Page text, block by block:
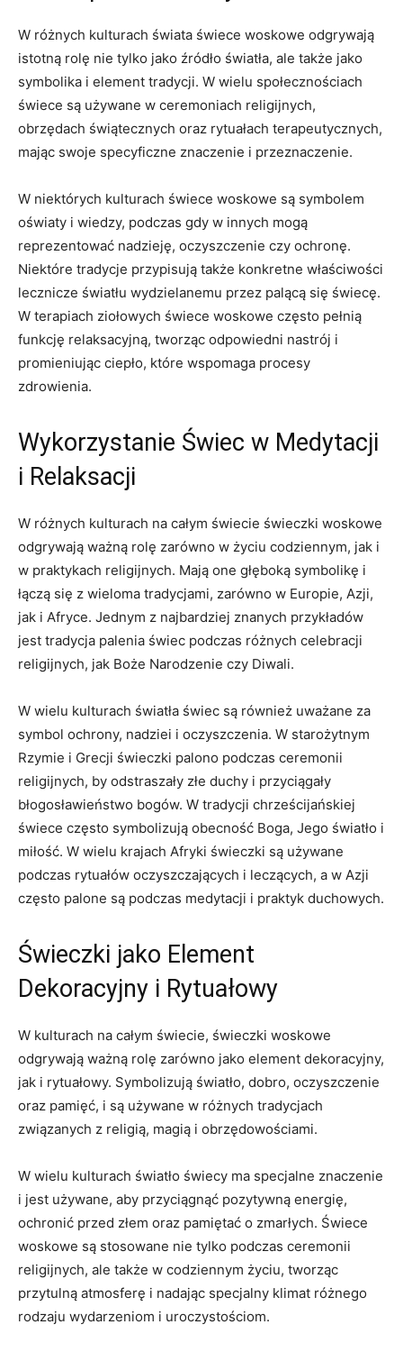
W ⁣różnych kulturach‍ świata świece woskowe odgrywają
istotną rolę nie tylko jako‌ źródło światła, ale ‌także jako
symbolika i element tradycji. W‍ wielu społecznościach
świece są⁣ używane w ceremoniach religijnych,
obrzędach ‍świątecznych oraz rytuałach terapeutycznych,
mając swoje specyficzne znaczenie i przeznaczenie.
W niektórych kulturach ⁢świece woskowe ⁤są symbolem
oświaty i wiedzy, podczas gdy w⁣ innych mogą
reprezentować nadzieję, oczyszczenie czy ‍ochronę.
Niektóre tradycje przypisują także konkretne właściwości
lecznicze⁣ światłu wydzielanemu przez palącą ​się świecę.
W terapiach ‌ziołowych świece ‌woskowe⁣ często pełnią
funkcję relaksacyjną, tworząc odpowiedni ⁣nastrój i
⁤promieniując ciepło,⁢ które wspomaga procesy
zdrowienia.
Wykorzystanie Świec w Medytacji
i Relaksacji
W różnych kulturach​ na całym świecie świeczki woskowe
odgrywają ważną rolę zarówno w życiu codziennym, jak i⁤
w praktykach religijnych.⁤ Mają one głęboką symbolikę i
⁣łączą się z‍ wieloma tradycjami, zarówno w Europie, Azji,
jak ​i Afryce. Jednym z najbardziej‌ znanych przykładów
jest‍ tradycja palenia świec podczas różnych celebracji
religijnych, jak Boże Narodzenie⁤ czy ⁤Diwali.
W wielu kulturach światła świec są również uważane za​
symbol ochrony, nadziei i oczyszczenia. W starożytnym
Rzymie i Grecji świeczki palono podczas ceremonii
religijnych, by odstraszały złe duchy i przyciągały
błogosławieństwo bogów. W ​tradycji chrześcijańskiej⁤
świece⁤ często symbolizują obecność Boga, Jego światło i
miłość. W wielu krajach Afryki ​świeczki ⁤są używane
podczas rytuałów oczyszczających i leczących, a w⁢ Azji
często palone są podczas medytacji i praktyk ⁣duchowych.
Świeczki jako Element
Dekoracyjny i Rytuałowy
W kulturach na całym świecie, świeczki woskowe
odgrywają⁤ ważną ‌rolę zarówno jako element dekoracyjny,
jak i rytuałowy. Symbolizują światło, dobro, oczyszczenie
oraz pamięć, i są używane w różnych tradycjach
związanych⁤ z religią, magią i obrzędowościami.
W wielu kulturach światło świecy ​ma specjalne znaczenie
i jest używane, aby przyciągnąć pozytywną energię,
ochronić⁣ przed złem oraz pamiętać o zmarłych. Świece
woskowe są⁣ stosowane nie tylko‌ podczas ceremonii
religijnych, ale także ​w codziennym‌ życiu, tworząc
⁣przytulną atmosferę i nadając specjalny klimat różnego
rodzaju wydarzeniom i⁣ uroczystościom.